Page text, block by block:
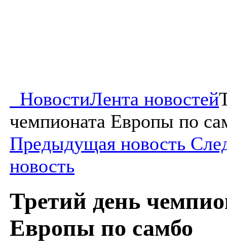
НовостиЛента новостей
чемпионата Европы по
Предыдущая новость
новость
Третий день
Европы по самбо